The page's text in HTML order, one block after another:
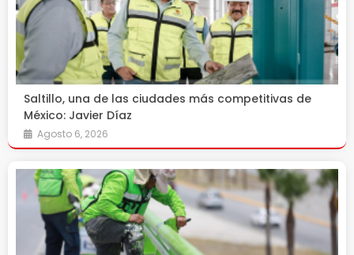
Saltillo, una de las ciudades más competitivas de
México: Javier Díaz
Agosto 6, 2026